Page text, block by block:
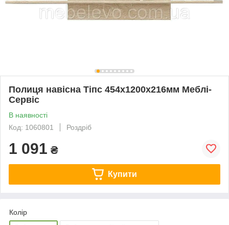
Полиця навісна Тіпс 454х1200х216мм Меблі-
Сервіс
В наявності
Код: 1060801
Роздріб
1 091 ₴
Купити
Колір